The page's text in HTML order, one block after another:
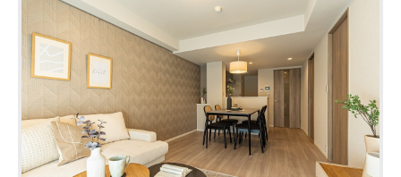
ADOPTABLE DOG JOURNAL